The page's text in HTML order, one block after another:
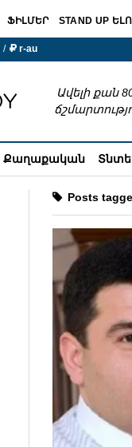
ՖԻԼՄԵՐ STAND UP
/  r-au
Ավելի քան
Քաղաքական
Posts